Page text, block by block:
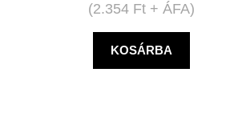
(2.354 Ft + ÁFA)
KOSÁRBA